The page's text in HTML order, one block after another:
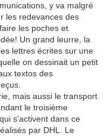
y va malgré
les redevances des
les poches et
Un grand leurre, la
lettres écrites sur une
on dessinait un petit
textos des
mais aussi le transport
le troisième
s'activent dans ce
par DHL. Le